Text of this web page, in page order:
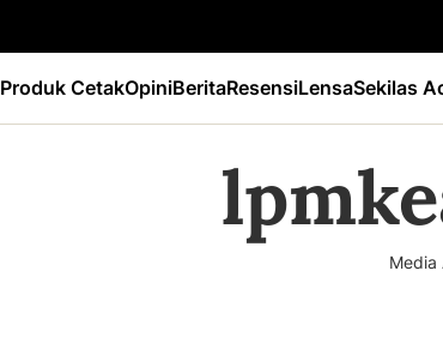
Produk CetakOpiniBeritaResensiLensaSekilas
Media